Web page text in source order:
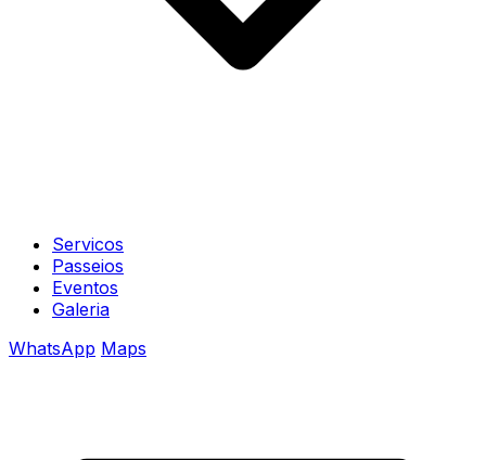
Servicos
Passeios
Eventos
Galeria
WhatsApp Maps